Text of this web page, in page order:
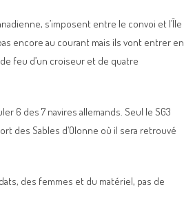
s’imposent entre le convoi et l’Île
encore au courant mais ils vont entrer en
feu d’un croiseur et de quatre
6 des 7 navires allemands. Seul le SG3
des Sables d’Olonne où il sera retrouvé
des femmes et du matériel, pas de